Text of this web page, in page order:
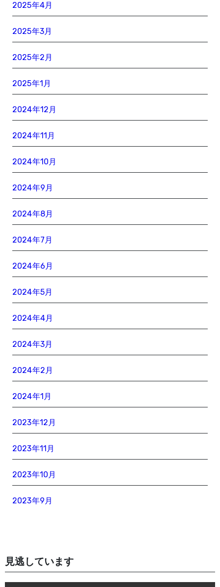
2025年4月
2025年3月
2025年2月
2025年1月
2024年12月
2024年11月
2024年10月
2024年9月
2024年8月
2024年7月
2024年6月
2024年5月
2024年4月
2024年3月
2024年2月
2024年1月
2023年12月
2023年11月
2023年10月
2023年9月
見逃しています